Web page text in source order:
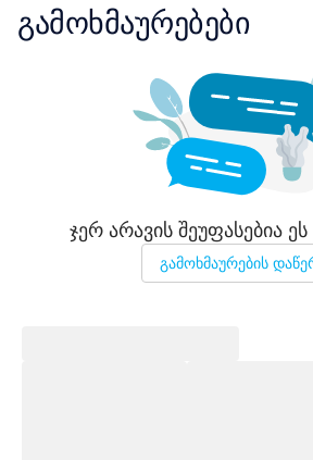
გამოხმაურებები
ჯერ არავის შეუფასებია
გამოხმაურების